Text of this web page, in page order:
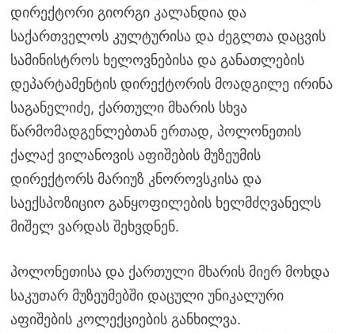
დირექტორი გიორგი კალანდია და
საქართველოს კულტურისა და ძეგლთა დაცვის
სამინისტროს ხელოვნებისა და განათლების
დეპარტამენტის დირექტორის მოადგილე ირინა
საგანელიძე, ქართული მხარის სხვა
წარმომადგენლებთან ერთად, პოლონეთის
ქალაქ ვილანოვის აფიშების მუზეუმის
დირექტორს მარიუზ კნოროვსკისა და
საექსპოზიციო განყოფილების ხელმძღვანელს
მიშელ ვარდას შეხვდნენ.
პოლონეთისა და ქართული მხარის მიერ მოხდა
საკუთარ მუზეუმებში დაცული უნიკალური
აფიშების კოლექციების განხილვა.